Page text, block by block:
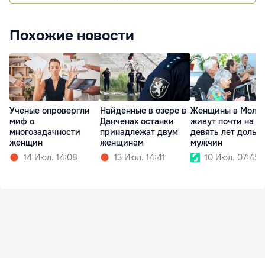
Похожие новости
Ученые опровергли
миф о
многозадачности
женщин
14 Июл. 14:08
Найденные в озере в
Данченах останки
принадлежат двум
женщинам
13 Июл. 14:41
Женщины в
живут почти на
девять лет
мужчин
10 Июл. 07:45